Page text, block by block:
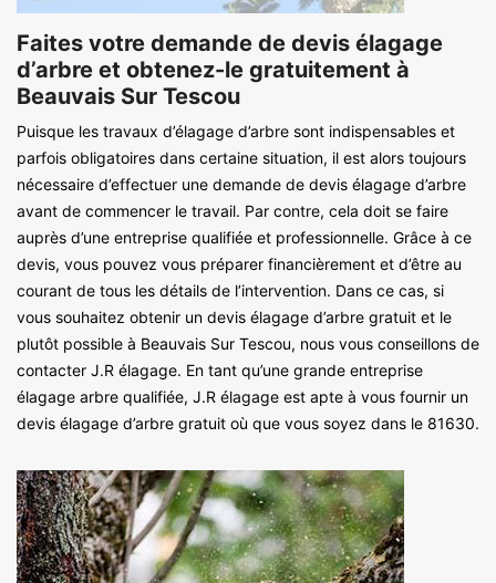
Faites votre demande de devis élagage
d’arbre et obtenez-le gratuitement à
Beauvais Sur Tescou
Puisque les travaux d’élagage d’arbre sont indispensables et
parfois obligatoires dans certaine situation, il est alors toujours
nécessaire d’effectuer une demande de devis élagage d’arbre
avant de commencer le travail. Par contre, cela doit se faire
auprès d’une entreprise qualifiée et professionnelle. Grâce à ce
devis, vous pouvez vous préparer financièrement et d’être au
courant de tous les détails de l’intervention. Dans ce cas, si
vous souhaitez obtenir un devis élagage d’arbre gratuit et le
plutôt possible à Beauvais Sur Tescou, nous vous conseillons de
contacter J.R élagage. En tant qu’une grande entreprise
élagage arbre qualifiée, J.R élagage est apte à vous fournir un
devis élagage d’arbre gratuit où que vous soyez dans le 81630.